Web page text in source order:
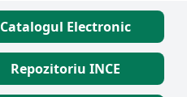
Catalogul Electronic
Repozitoriu INCE